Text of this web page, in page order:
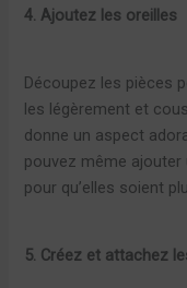
4. Ajoutez les oreilles
Découpez les pièces
les légèrement et
donne un aspect
pouvez même ajouter
pour qu’elles soient
5. Créez et attachez